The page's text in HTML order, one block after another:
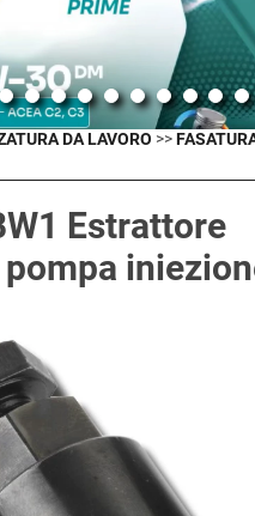
DA LAVORO >>
Estrattore